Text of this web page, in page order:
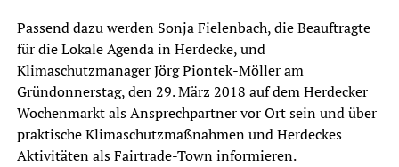
Passend dazu werden Sonja Fielenbach, die Beauftragte
für die Lokale Agenda in Herdecke, und
Klimaschutzmanager Jörg Piontek-Möller am
Gründonnerstag, den 29. März 2018 auf dem Herdecker
Wochenmarkt als Ansprechpartner vor Ort sein und über
praktische Klimaschutzmaßnahmen und Herdeckes
Aktivitäten als Fairtrade-Town informieren.